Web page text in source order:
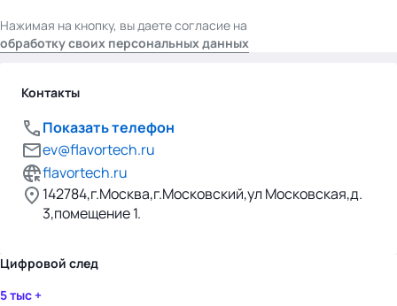
Нажимая на кнопку, вы даете согласие на
обработку своих персональных данных
Контакты
Показать телефон
ev@flavortech.ru
flavortech.ru
142784,г.Москва,г.Московский,ул Московская,д.
3,помещение 1.
Цифровой след
5 тыс +